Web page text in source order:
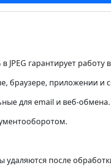
гарантирует работу
браузере, приложении и
для email и веб-обмена.
после